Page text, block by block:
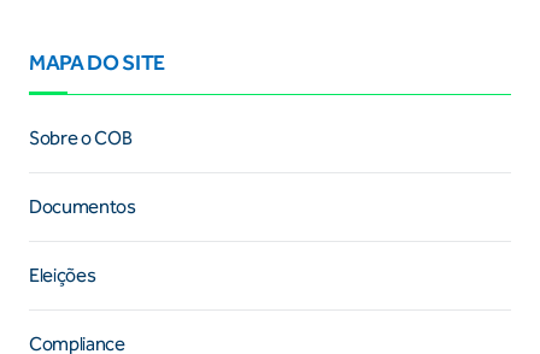
MAPA DO SITE
Sobre o COB
Documentos
Eleições
Compliance